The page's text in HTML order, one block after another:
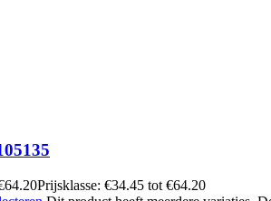
64.20Prijsklasse: €34.45 tot €64.20